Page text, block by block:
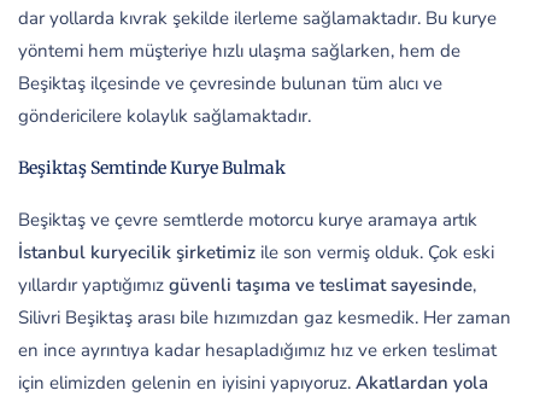
dar yollarda kıvrak şekilde ilerleme sağlamaktadır. Bu kurye
yöntemi hem müşteriye hızlı ulaşma sağlarken, hem de
Beşiktaş ilçesinde ve çevresinde bulunan tüm alıcı ve
göndericilere kolaylık sağlamaktadır.
Beşiktaş Semtinde Kurye Bulmak
Beşiktaş ve çevre semtlerde motorcu kurye aramaya artık
İstanbul kuryecilik şirketimiz ile son vermiş olduk. Çok eski
yıllardır yaptığımız güvenli taşıma ve teslimat sayesinde,
Silivri Beşiktaş arası bile hızımızdan gaz kesmedik. Her zaman
en ince ayrıntıya kadar hesapladığımız hız ve erken teslimat
için elimizden gelenin en iyisini yapıyoruz. Akatlardan yola